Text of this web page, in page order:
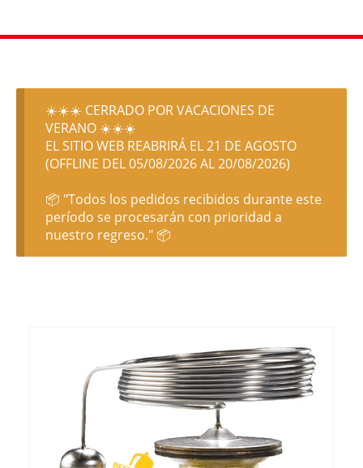
☀️☀️☀️ CERRADO POR VACACIONES DE
VERANO ☀️☀️☀️
EL SITIO WEB REABRIRÁ EL 21 DE AGOSTO
(OFFLINE DEL 05/08/2026 AL 20/08/2026)
📦 "Todos los pedidos recibidos durante este
período se procesarán con prioridad a
nuestro regreso." 📦